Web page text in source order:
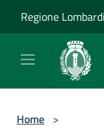
Regione
Home >